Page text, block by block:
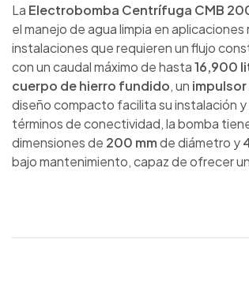
La Electrobomba Centrífuga CMB
el manejo de agua limpia en
instalaciones que requieren un flujo
con un caudal máximo de hasta16,900
cuerpo de hierro fundido, un
diseño compacto facilita su instalación
términos de conectividad, la bomba
dimensiones de 200 mmde diámetro y
bajo mantenimiento, capaz de ofrecer